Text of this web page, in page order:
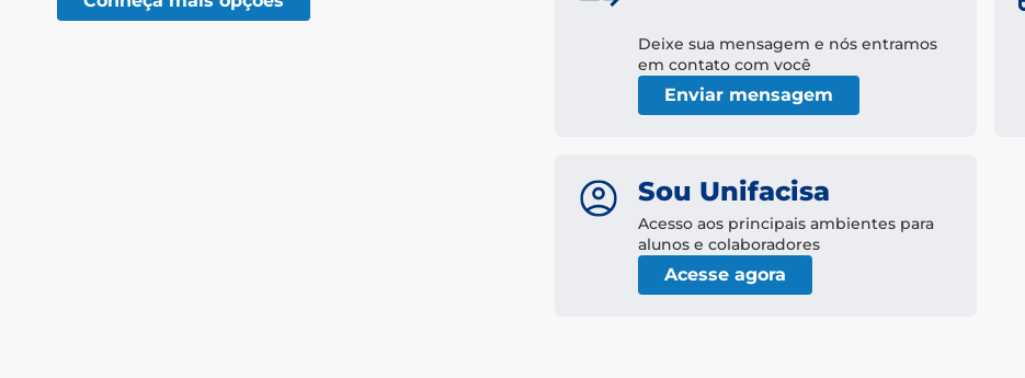
Deixe sua mensagem e nós entramos
em contato com você
Enviar mensagem
Sou Unifacisa
Acesso aos principais ambientes para
alunos e colaboradores
Acesse agora